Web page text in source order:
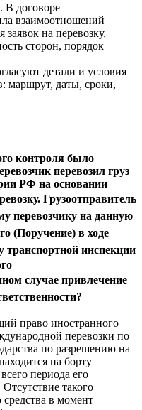
В договоре
взаимоотношений
заявок на перевозку,
сторон, порядок
детали и условия
маршрут, даты, сроки,
контроля было
перевозил груз
РФ на основании
Грузоотправитель
перевозчику на данную
(Поручение) в ходе
инспекции
случае привлечение
право иностранного
перевозки по
по разрешению на
на борту
периода его
такого
средства в момент